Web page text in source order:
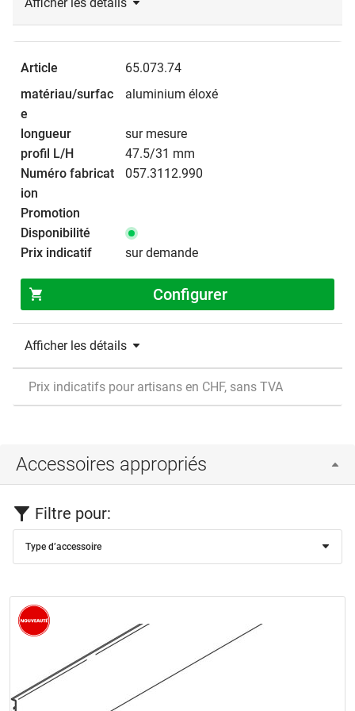
65.073.74
aluminium éloxé
sur mesure
47.5/31 mm
057.3112.990
sur demande
Configurer
Afficher les détails
Prix indicatifs pour artisans en CHF, sans TVA
Accessoires appropriés
Filtre pour:
Type d’accessoire